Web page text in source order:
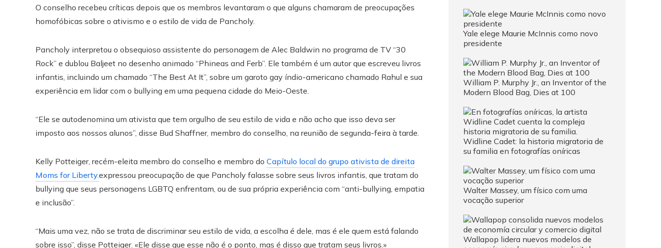
O conselho recebeu críticas depois que os membros levantaram o que alguns chamaram de preocupações
homofóbicas sobre o ativismo e o estilo de vida de Pancholy.
Pancholy interpretou o obsequioso assistente do personagem de Alec Baldwin no programa de TV “30
Rock” e dublou Baljeet no desenho animado “Phineas and Ferb”. Ele também é um autor que escreveu livros
infantis, incluindo um chamado “The Best At It”, sobre um garoto gay índio-americano chamado Rahul e sua
experiência em lidar com o bullying em uma pequena cidade do Meio-Oeste.
“Ele se autodenomina um ativista que tem orgulho de seu estilo de vida e não acho que isso deva ser
imposto aos nossos alunos”, disse Bud Shaffner, membro do conselho, na reunião de segunda-feira à tarde.
Kelly Potteiger, recém-eleita membro do conselho e membro do Capítulo local do grupo ativista de direita
Moms for Liberty.expressou preocupação de que Pancholy falasse sobre seus livros infantis, que tratam do
bullying que seus personagens LGBTQ enfrentam, ou de sua própria experiência com “anti-bullying, empatia
e inclusão”.
“Mais uma vez, não se trata de discriminar seu estilo de vida, a escolha é dele, mas é ele quem está falando
sobre isso”, disse Potteiger. «Ele disse que esse não é o ponto, mas é disso que tratam seus livros.»
Yale elege Maurie McInnis como novo
presidente
William P. Murphy Jr., an Inventor of the
Modern Blood Bag, Dies at 100
Widline Cadet: la historia migratoria de
su familia en fotografías oníricas
Walter Massey, um físico com uma
vocação superior
Wallapop lidera nuevos modelos de